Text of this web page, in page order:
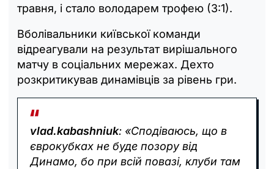
травня, і стало володарем трофею (3:1).
Вболівальники київської команди
відреагували на результат вирішального
матчу в соціальних мережах. Дехто
розкритикував динамівців за рівень гри.
vlad.kabashniuk: «Сподіваюсь, що в
єврокубках не буде позору від
Динамо, бо при всій повазі, клуби там